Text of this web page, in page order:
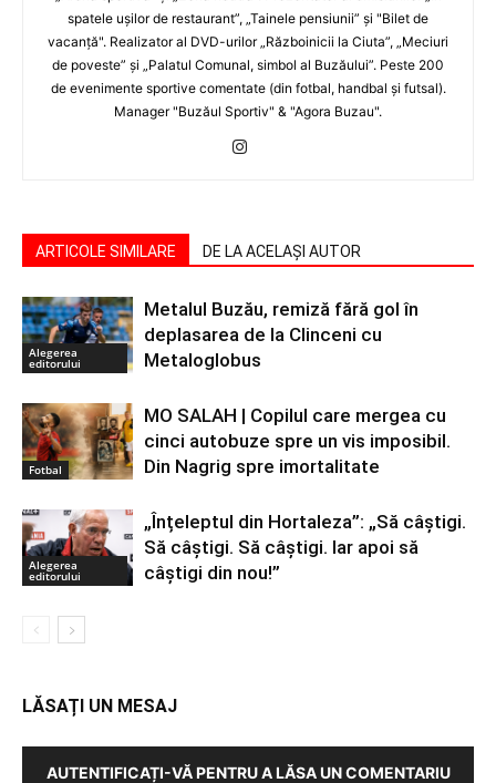
spatele uşilor de restaurant”, „Tainele pensiunii” şi "Bilet de
vacanţă". Realizator al DVD-urilor „Războinicii la Ciuta”, „Meciuri
de poveste” şi „Palatul Comunal, simbol al Buzăului”. Peste 200
de evenimente sportive comentate (din fotbal, handbal şi futsal).
Manager "Buzăul Sportiv" & "Agora Buzau".
ARTICOLE SIMILARE DE LA ACELAȘI AUTOR
Alegerea
editorului
Metalul Buzău, remiză fără gol în
deplasarea de la Clinceni cu
Metaloglobus
Fotbal
MO SALAH | Copilul care mergea cu
cinci autobuze spre un vis imposibil.
Din Nagrig spre imortalitate
Alegerea
editorului
„Înțeleptul din Hortaleza”: „Să câștigi.
Să câștigi. Să câștigi. Iar apoi să
câștigi din nou!”
LĂSAȚI UN MESAJ
AUTENTIFICAȚI-VĂ PENTRU A LĂSA UN COMENTARIU